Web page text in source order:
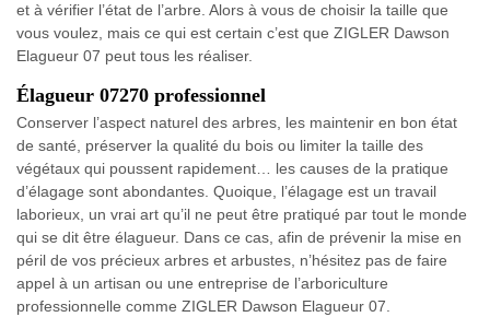
et à vérifier l’état de l’arbre. Alors à vous de choisir la taille que
vous voulez, mais ce qui est certain c’est que ZIGLER Dawson
Elagueur 07 peut tous les réaliser.
Élagueur 07270 professionnel
Conserver l’aspect naturel des arbres, les maintenir en bon état
de santé, préserver la qualité du bois ou limiter la taille des
végétaux qui poussent rapidement… les causes de la pratique
d’élagage sont abondantes. Quoique, l’élagage est un travail
laborieux, un vrai art qu’il ne peut être pratiqué par tout le monde
qui se dit être élagueur. Dans ce cas, afin de prévenir la mise en
péril de vos précieux arbres et arbustes, n’hésitez pas de faire
appel à un artisan ou une entreprise de l’arboriculture
professionnelle comme ZIGLER Dawson Elagueur 07.